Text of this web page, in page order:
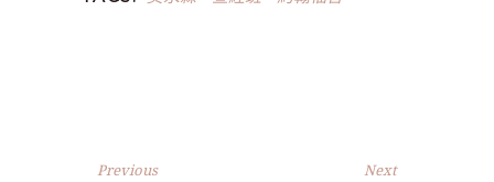
Previous Next